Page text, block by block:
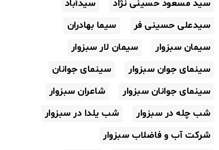
سید مسعود حسینی نژاد
سیدآباد
سیدعلی حسینی فر
سیما بهادران
سیمان سبزوار
سیمان لار سبزوار
سینمای جوان سبزوار
سینمای جوانان
سینمای جوانان سبزوار
شاعران سبزوار
شب چله در سبزوار
شب یلدا در سبزوار
شرکت آب و فاضلاب سبزوار